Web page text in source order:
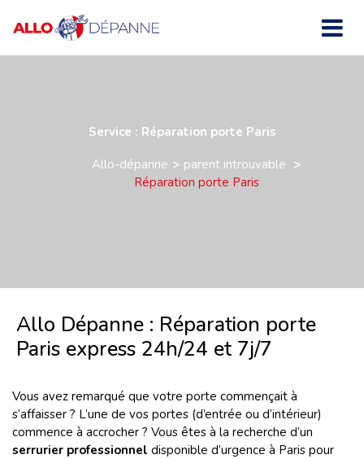
Service : Réparation porte Paris
Allo-dépanne
parent introuvable
Réparation porte Paris
Allo Dépanne : Réparation porte
Paris express 24h/24 et 7j/7
Vous avez remarqué que votre porte commençait à
s’affaisser ? L’une de vos portes (d’entrée ou d’intérieur)
commence à accrocher ? Vous êtes à la recherche d’un
serrurier professionnel disponible d’urgence à Paris pour